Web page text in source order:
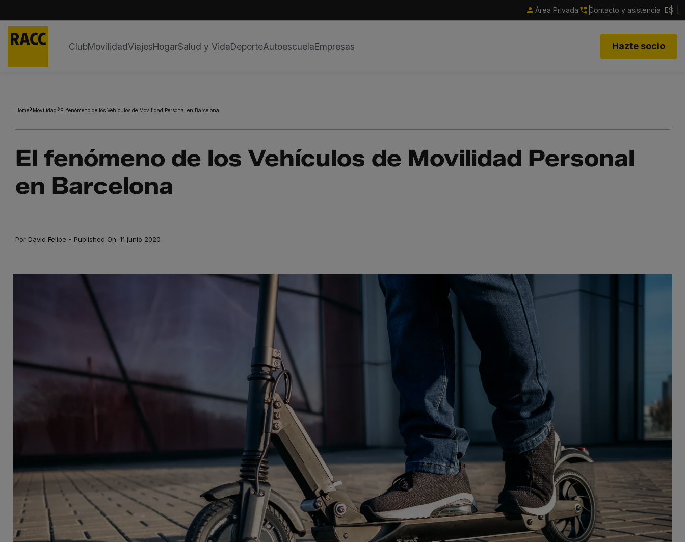
Área Privada Contacto y asistencia ES
ClubMovilidadViajesHogarSalud y VidaDeporteAutoescuelaEmpresas Hazte socio
contenido
Home Movilidad El fenómeno de los Vehículos de Movilidad Personal en Barcelona
El fenómeno de los Vehículos de Movilidad Personal
en Barcelona
Por David Felipe · Published On: 11 junio 2020